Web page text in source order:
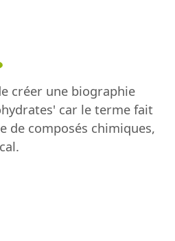
créer une biographie
car le terme fait
de composés chimiques,